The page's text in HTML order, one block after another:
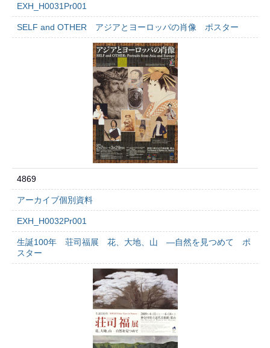
EXH_H0031Pr001
SELF and OTHER アジアとヨーロッパの肖像 ポスター
4869
アーカイブ個別資料
EXH_H0032Pr001
生誕100年 荘司福展 花、大地、山 ―自然を見つめて ポ
スター